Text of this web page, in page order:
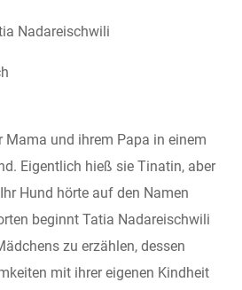
Nadareischwili
Mama und ihrem Papa in einem
Eigentlich hieß sie Tinatin, aber
Hund hörte auf den Namen
beginnt Tatia Nadareischwili
zu erzählen, dessen
mit ihrer eigenen Kindheit